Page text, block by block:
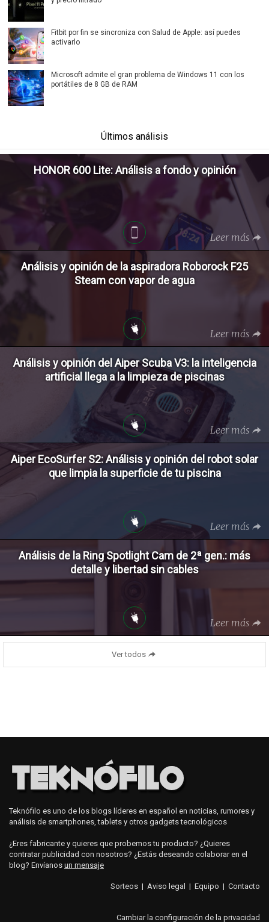
Fitbit por fin se sincroniza con Salud de Apple: así puedes
activarlo
Microsoft admite el gran problema de Windows 11 con los
portátiles de 8 GB de RAM
Últimos análisis
HONOR 600 Lite: Análisis a fondo y opinión
Leer más
Análisis y opinión de la aspiradora Roborock F25
Steam con vapor de agua
Leer más
Análisis y opinión del Aiper Scuba V3: la inteligencia
artificial llega a la limpieza de piscinas
Leer más
Aiper EcoSurfer S2: Análisis y opinión del robot solar
que limpia la superficie de tu piscina
Leer más
Análisis de la Ring Spotlight Cam de 2ª gen.: más
detalle y libertad sin cables
Leer más
Ver todos
Teknófilo es uno de los blogs líderes en español en noticias, rumores y
análisis de smartphones, tablets y otros gadgets tecnológicos
¿Eres fabricante y quieres que probemos tu producto? ¿Quieres
contratar publicidad con nosotros? ¿Estás deseando colaborar en el
blog? Envíanos un mensaje
Sorteos | Aviso legal | Equipo | Contacto
Cambiar la configuración de la privacidad